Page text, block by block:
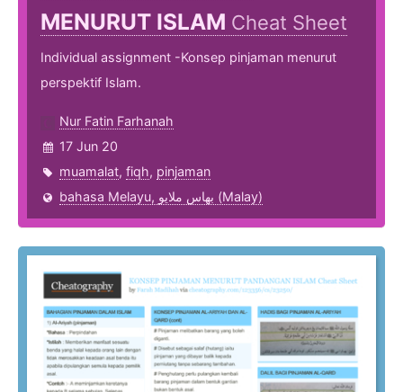
MENURUT ISLAM Cheat Sheet
Individual assignment -Konsep pinjaman menurut
perspektif Islam.
Nur Fatin Farhanah
17 Jun 20
muamalat, fiqh, pinjaman
bahasa Melayu, بهاس ملايو‎ (Malay)